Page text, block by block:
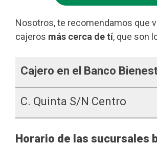
Nosotros, te recomendamos que
cajeros más cerca de tí, que son
Cajero en el Banco
C. Quinta S/n Centro
Horario de las sucursales